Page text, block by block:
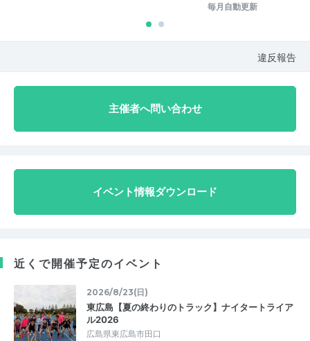
毎月自動更新
違反報告
主催者へ問い合わせ
イベント情報ダウンロード
近くで開催予定のイベント
2026/8/23(日)
東広島【夏の終わりのトラック】ナイタートライア
ル2026
広島県東広島市田口